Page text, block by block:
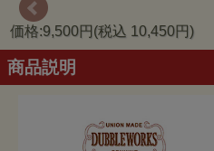
価格:9,500円(税込 10,450円)
商品説明